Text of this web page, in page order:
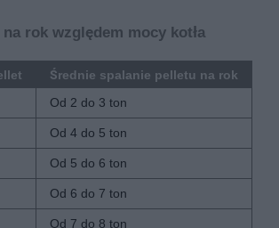
rok względem mocy kotła
Średnie spalanie pelletu na rok
Od 2 do 3 ton
Od 4 do 5 ton
Od 5 do 6 ton
Od 6 do 7 ton
Od 7 do 8 ton